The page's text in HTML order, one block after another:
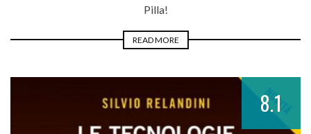
Pilla!
READ MORE
8.1